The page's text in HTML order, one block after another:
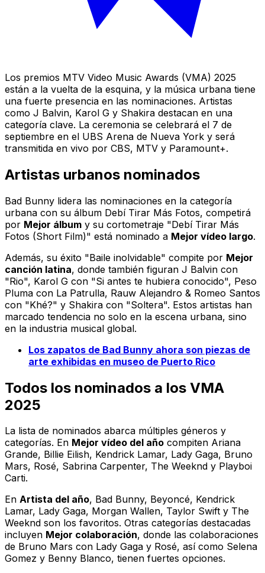
Los premios MTV Video Music Awards (VMA) 2025
están a la vuelta de la esquina, y la música urbana tiene
una fuerte presencia en las nominaciones. Artistas
como J Balvin, Karol G y Shakira destacan en una
categoría clave. La ceremonia se celebrará el 7 de
septiembre en el UBS Arena de Nueva York y será
transmitida en vivo por CBS, MTV y Paramount+.
Artistas urbanos nominados
Bad Bunny lidera las nominaciones en la categoría
urbana con su álbum Debí Tirar Más Fotos, competirá
por Mejor álbum y su cortometraje "Debí Tirar Más
Fotos (Short Film)" está nominado a Mejor vídeo largo.
Además, su éxito "Baile inolvidable" compite por Mejor
canción latina, donde también figuran J Balvin con
"Rio", Karol G con "Si antes te hubiera conocido", Peso
Pluma con La Patrulla, Rauw Alejandro & Romeo Santos
con "Khé?" y Shakira con "Soltera". Estos artistas han
marcado tendencia no solo en la escena urbana, sino
en la industria musical global.
Los zapatos de Bad Bunny ahora son piezas de
arte exhibidas en museo de Puerto Rico
Todos los nominados a los VMA
2025
La lista de nominados abarca múltiples géneros y
categorías. En Mejor vídeo del año compiten Ariana
Grande, Billie Eilish, Kendrick Lamar, Lady Gaga, Bruno
Mars, Rosé, Sabrina Carpenter, The Weeknd y Playboi
Carti.
En Artista del año, Bad Bunny, Beyoncé, Kendrick
Lamar, Lady Gaga, Morgan Wallen, Taylor Swift y The
Weeknd son los favoritos. Otras categorías destacadas
incluyen Mejor colaboración, donde las colaboraciones
de Bruno Mars con Lady Gaga y Rosé, así como Selena
Gomez y Benny Blanco, tienen fuertes opciones.